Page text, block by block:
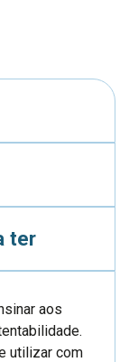
ter
aos
utilizar com